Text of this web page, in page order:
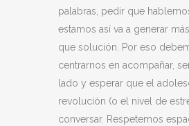
palabras, pedir que
estamos así va a generar
que solución. Por eso
centrarnos en acompañar,
lado y esperar que el
revolución (o el nivel de
conversar. Respetemos